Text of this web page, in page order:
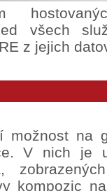
všech
z jejich
možnost na
V nich je
kompozic